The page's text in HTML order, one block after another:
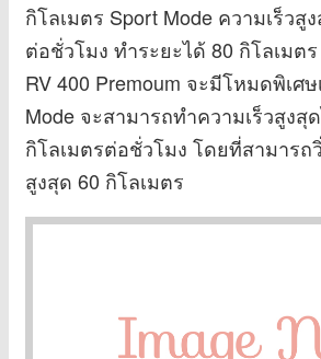
กิโลเมตร Sport Mode ความเร็วสู
ต่อชั่วโมง ทำระยะได้ 80 กิโลเมต
RV 400 Premoum จะมีโหมดพิเศษ
Mode จะสามารถทำความเร็วสูงสุ
กิโลเมตรต่อชั่วโมง โดยที่สามารถ
สูงสุด 60 กิโลเมตร